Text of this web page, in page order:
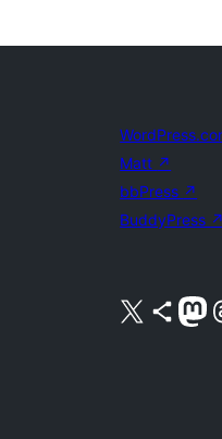
Matt ↗
bbPress ↗
BuddyPress ↗
Acessar nossa conta do X (antigo Twitter)
Acessar nossa conta
Acessar